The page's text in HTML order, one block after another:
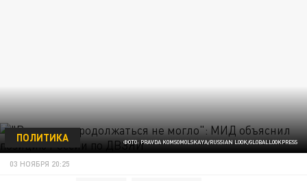
ФОТО: PRAVDA KOMSOMOLSKAYA/RUSSIAN LOOK/GLOBALLOOKPRESS
ПОЛИТИКА
03 НОЯБРЯ 20:25